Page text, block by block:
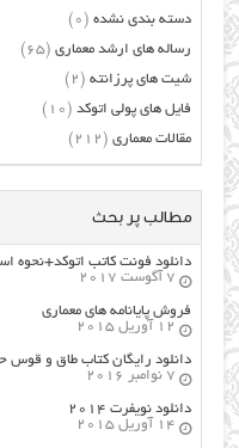
دسته بندی نشده (0)
رساله های ارشد معماری (65)
شیت های پرزانته (2)
فایل های پولی اتوکد (10)
مقالات معماری (212)
مطالب پر بحث
دانلود فونت کاتب اتوکد+نحوه
7 آگوست 2017
فروش پایانامه های معماری
12 آوریل 2015
دانلود رایگان کتاب طاق و
7 نوامبر 2016
دانلود نویفرت ۲۰۱۴
14 آوریل 2015